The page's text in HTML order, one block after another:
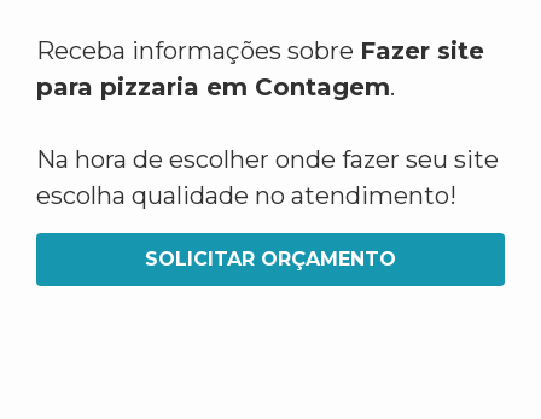
Receba informações sobre Fazer site
para pizzaria em Contagem.
Na hora de escolher onde fazer seu site
escolha qualidade no atendimento!
SOLICITAR ORÇAMENTO